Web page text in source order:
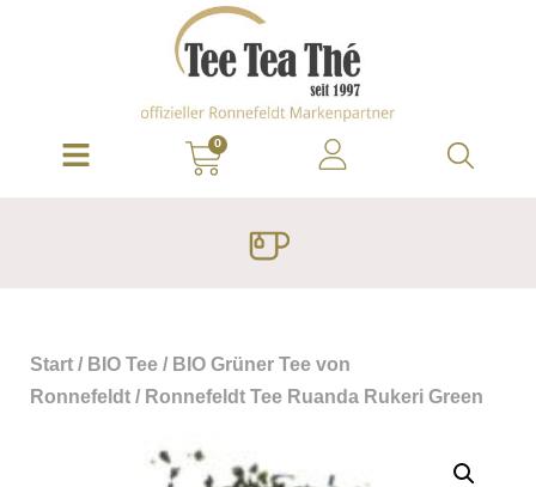
0
Start / BIO Tee / BIO Grüner Tee von
Ronnefeldt / Ronnefeldt Tee Ruanda Rukeri Green